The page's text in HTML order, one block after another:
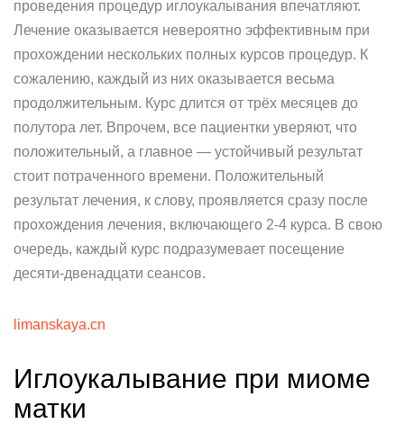
проведения процедур иглоукалывания впечатляют.
Лечение оказывается невероятно эффективным при
прохождении нескольких полных курсов процедур. К
сожалению, каждый из них оказывается весьма
продолжительным. Курс длится от трёх месяцев до
полутора лет. Впрочем, все пациентки уверяют, что
положительный, а главное — устойчивый результат
стоит потраченного времени. Положительный
результат лечения, к слову, проявляется сразу после
прохождения лечения, включающего 2-4 курса. В свою
очередь, каждый курс подразумевает посещение
десяти-двенадцати сеансов.
limanskaya.cn
Иглоукалывание при миоме
матки